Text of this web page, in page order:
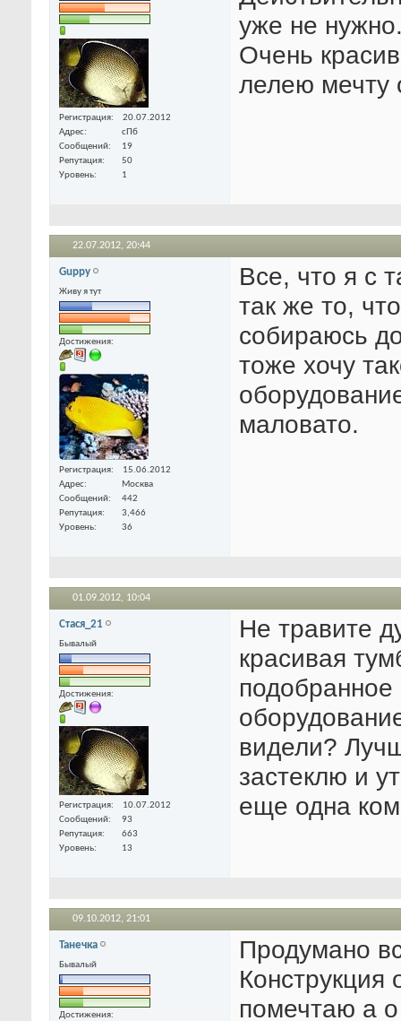
Регистрация
20.07.2012
Адрес
сПб
Сообщений
19
Репутация
50
Уровень
1
уже не
Очень
лелею мечту
22.07.2012, 20:44
Guppy
Живу я тут
Достижения:
Регистрация
15.06.2012
Адрес
Москва
Сообщений
442
Репутация
3,466
Уровень
36
Все, что я с
так же то,
собираюсь
тоже хочу
маловато.
01.09.2012, 10:04
Стася_21
Бывалый
Достижения:
Регистрация
10.07.2012
Сообщений
93
Репутация
663
Уровень
13
Не травите
красивая
видели?
застеклю и
еще одна
09.10.2012, 21:01
Танечка
Бывалый
Достижения:
Продумано
помечтаю а